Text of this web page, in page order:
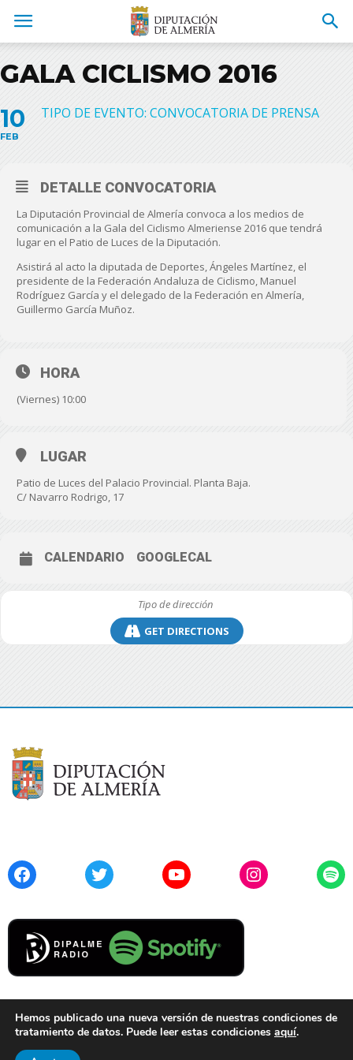
GALA CICLISMO 2016
10
FEB
TIPO DE EVENTO: CONVOCATORIA DE PRENSA
DETALLE CONVOCATORIA
La Diputación Provincial de Almería convoca a los medios de
comunicación a la Gala del Ciclismo Almeriense 2016 que tendrá
lugar en el Patio de Luces de la Diputación.
Asistirá al acto la diputada de Deportes, Ángeles Martínez, el
presidente de la Federación Andaluza de Ciclismo, Manuel
Rodríguez García y el delegado de la Federación en Almería,
Guillermo García Muñoz.
HORA
(Viernes) 10:00
LUGAR
Patio de Luces del Palacio Provincial. Planta Baja.
C/ Navarro Rodrigo, 17
CALENDARIO GOOGLECAL
GET DIRECTIONS
FacebookTwitter YouTubeInstagram
Cookies
Hemos publicado una nueva versión de nuestras condiciones de
tratamiento de datos. Puede leer estas condiciones aquí.